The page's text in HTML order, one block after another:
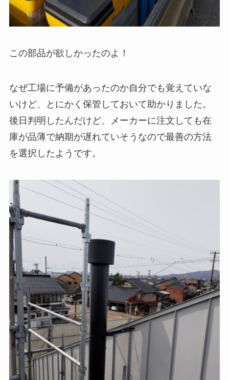
この部品が欲しかったのよ！
なぜ工場に予備があったのか自分でも覚えていな
いけど、とにかく保管しておいて助かりました。
後日判明したんだけど、メーカーに注文しても在
庫が品薄で納期が遅れていそうなので最善の方法
を選択したようです。